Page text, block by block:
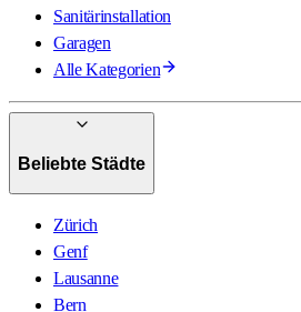
Sanitärinstallation
Garagen
Alle Kategorien
Beliebte Städte
Zürich
Genf
Lausanne
Bern